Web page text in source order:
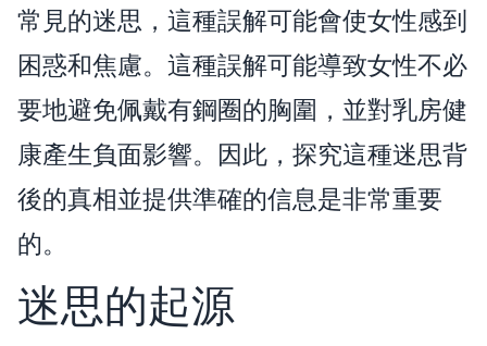
常見的迷思，這種誤解可能會使女性感到
困惑和焦慮。這種誤解可能導致女性不必
要地避免佩戴有鋼圈的胸圍，並對乳房健
康產生負面影響。因此，探究這種迷思背
後的真相並提供準確的信息是非常重要
的。
迷思的起源